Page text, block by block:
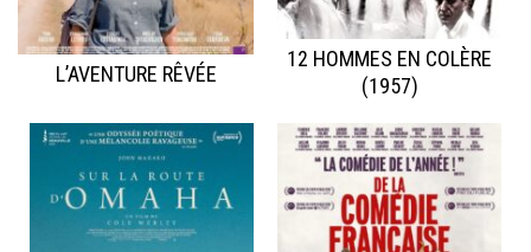
L’AVENTURE RÊVÉE
12 HOMMES EN COLÈRE
(1957)